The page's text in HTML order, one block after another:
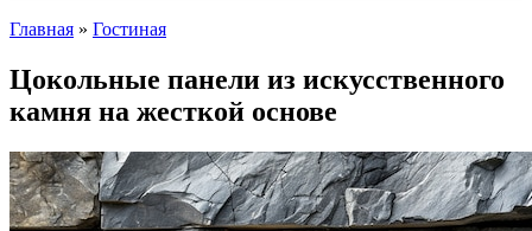
Главная » Гостиная
Цокольные панели из искусственного
камня на жесткой основе